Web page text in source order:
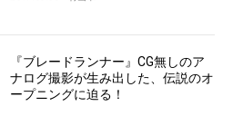
『ブレードランナー』CG無しのア
ナログ撮影が生み出した、伝説のオ
ープニングに迫る！